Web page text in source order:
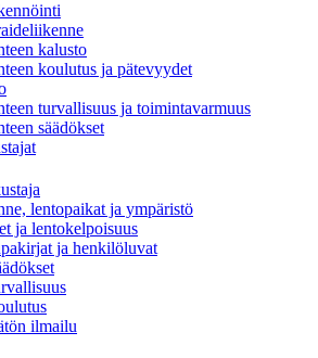
kalusto
koulutus ja pätevyydet
turvallisuus ja toimintavarmuus
säädökset
lentopaikat ja ympäristö
ja lentokelpoisuus
ja henkilöluvat
ilmailu